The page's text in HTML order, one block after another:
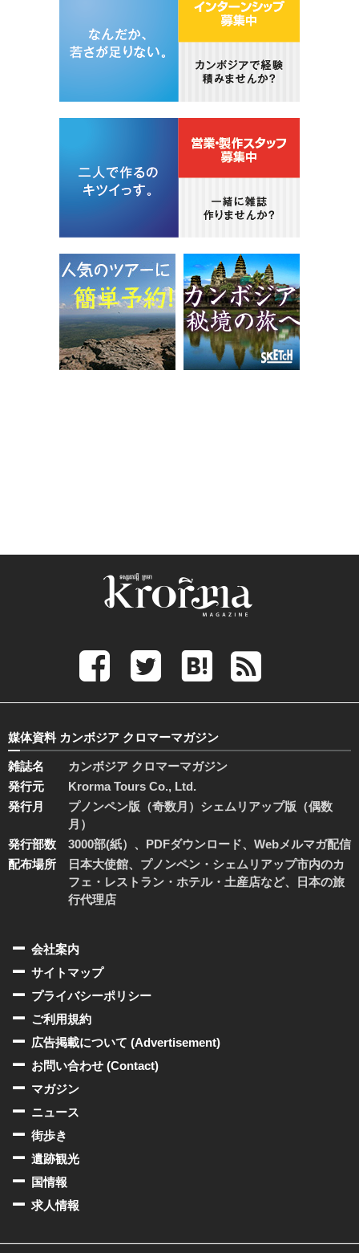
媒体資料 カンボジア クロマーマガジン
雑誌名
カンボジア クロマーマガジン
発行元
Krorma Tours Co., Ltd.
発行月
プノンペン版（奇数月）シェムリアップ版（偶数
月）
発行部数
3000部(紙）、PDFダウンロード、Webメルマガ配信
配布場所
日本大使館、プノンペン・シェムリアップ市内のカ
フェ・レストラン・ホテル・土産店など、日本の旅
行代理店
会社案内
サイトマップ
プライバシーポリシー
ご利用規約
広告掲載について (Advertisement)
お問い合わせ (Contact)
マガジン
ニュース
街歩き
遺跡観光
国情報
求人情報